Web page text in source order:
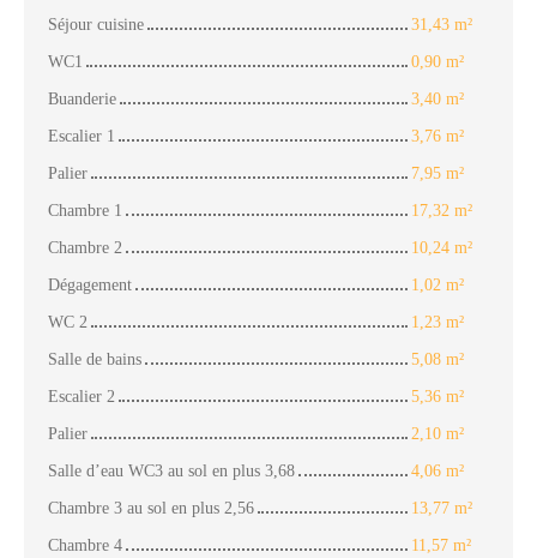
Séjour cuisine
31,43 m²
WC1
0,90 m²
Buanderie
3,40 m²
Escalier 1
3,76 m²
Palier
7,95 m²
Chambre 1
17,32 m²
Chambre 2
10,24 m²
Dégagement
1,02 m²
WC 2
1,23 m²
Salle de bains
5,08 m²
Escalier 2
5,36 m²
Palier
2,10 m²
Salle d’eau WC3 au sol en plus 3,68
4,06 m²
Chambre 3 au sol en plus 2,56
13,77 m²
Chambre 4
11,57 m²